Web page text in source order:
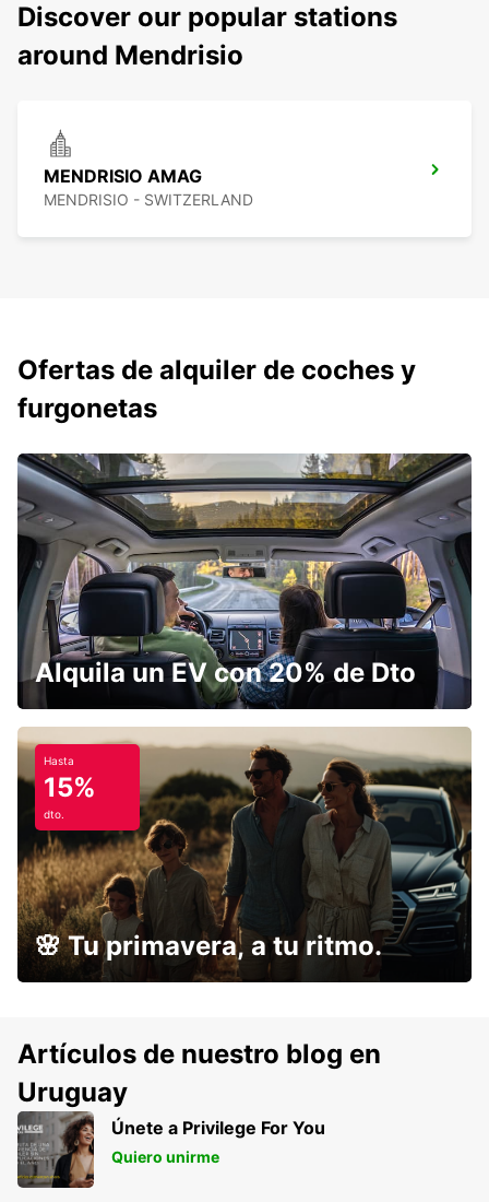
Discover our popular stations
around Mendrisio
MENDRISIO AMAG
MENDRISIO - SWITZERLAND
Ofertas de alquiler de coches y
furgonetas
Alquila un EV con 20% de Dto
Hasta
15%
dto.
🌸 Tu primavera, a tu ritmo.
Artículos de nuestro blog en
Uruguay
Únete a Privilege For You
Quiero unirme